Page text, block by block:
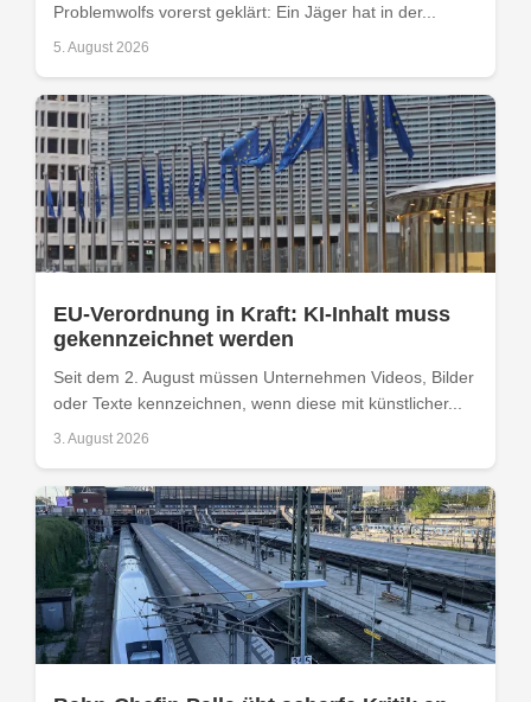
Problemwolfs vorerst geklärt: Ein Jäger hat in der...
5. August 2026
EU-Verordnung in Kraft: KI-Inhalt muss
gekennzeichnet werden
Seit dem 2. August müssen Unternehmen Videos, Bilder
oder Texte kennzeichnen, wenn diese mit künstlicher...
3. August 2026